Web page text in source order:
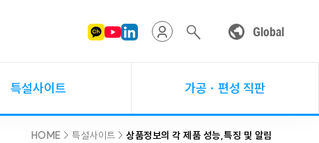
Global
특설사이트 가공ㆍ편성 직판
HOME > 특설사이트 >상품정보의 각 제품 성능,특징 및 알림